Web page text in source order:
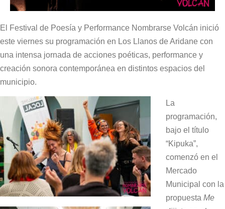
El Festival de Poesía y Performance Nombrarse Volcán inició
este viernes su programación en Los Llanos de Aridane con
una intensa jornada de acciones poéticas, performance y
creación sonora contemporánea en distintos espacios del
municipio.
La
programación,
bajo el título
“Kipuka”,
comenzó en el
Mercado
Municipal con la
propuesta Me